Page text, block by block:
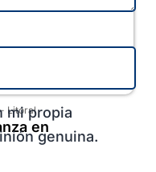
Litoral
en
mi propia
genuina.